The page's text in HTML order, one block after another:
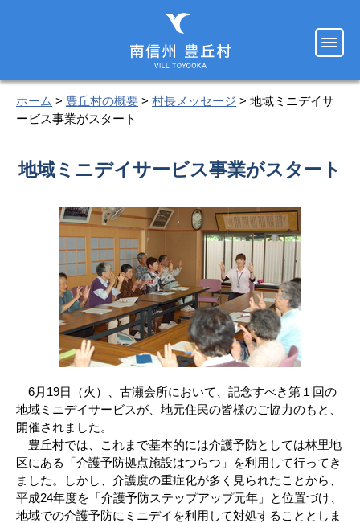
ホーム > 豊丘村の概要 > 村長メッセージ > 地域ミニデイサ
ービス事業がスタート
地域ミニデイサービス事業がスタート
6月19日（火）、古瀬会所において、記念すべき第１回の
地域ミニデイサービスが、地元住民の皆様のご協力のもと、
開催されました。
豊丘村では、これまで基本的には介護予防としては林里地
区にある「介護予防拠点施設はつらつ」を利用して行ってき
ました。しかし、介護度の重症化が多く見られたことから、
平成24年度を「介護予防ステップアップ元年」と位置づけ、
地域での介護予防にミニデイを利用して対処することとしま